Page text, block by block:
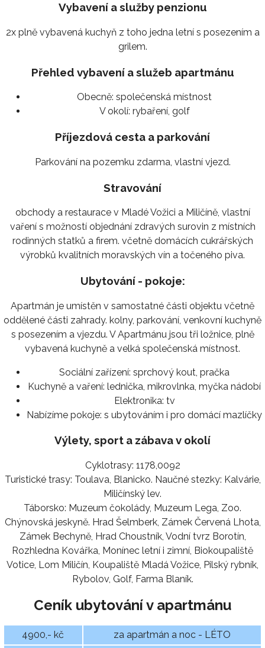
Vybavení a služby penzionu
2x plně vybavená kuchyň z toho jedna letní s posezením a
grilem.
Přehled vybavení a služeb apartmánu
Obecně: společenská místnost
V okolí: rybaření, golf
Příjezdová cesta a parkování
Parkování na pozemku zdarma, vlastní vjezd.
Stravování
obchody a restaurace v Mladé Vožici a Miličíně, vlastní
vaření s možností objednání zdravých surovin z místních
rodinných statků a firem. včetně domácích cukrářských
výrobků kvalitních moravských vín a točeného piva.
Ubytování - pokoje:
Apartmán je umístěn v samostatné části objektu včetně
oddělené části zahrady. kolny, parkování, venkovní kuchyně
s posezením a vjezdu. V Apartmánu jsou tři ložnice, plně
vybavená kuchyně a velká společenská místnost.
Sociální zařízení: sprchový kout, pračka
Kuchyně a vaření: lednička, mikrovlnka, myčka nádobí
Elektronika: tv
Nabízíme pokoje: s ubytováním i pro domácí mazlíčky
Výlety, sport a zábava v okolí
Cyklotrasy: 1178,0092
Turistické trasy: Toulava, Blanicko. Naučné stezky: Kalvárie,
Miličínský lev.
Táborsko: Muzeum čokolády, Muzeum Lega, Zoo.
Chýnovská jeskyně. Hrad Šelmberk, Zámek Červená Lhota,
Zámek Bechyně, Hrad Choustník, Vodní tvrz Borotín,
Rozhledna Kovářka, Monínec letní i zimní, Biokoupaliště
Votice, Lom Miličín, Koupaliště Mladá Vožice, Pilský rybník,
Rybolov, Golf, Farma Blaník.
Ceník ubytování v apartmánu
4900,- kč za apartmán a noc - LÉTO